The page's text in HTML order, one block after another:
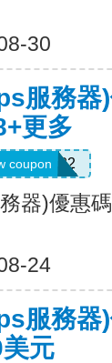
30
服務器
更多
coupon
器)優惠
24
服務器
元